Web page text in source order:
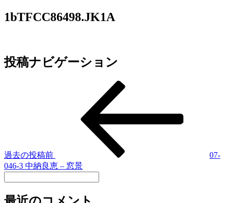
1bTFCC86498.JK1A
投稿ナビゲーション
過去の投稿前
07-
046-3 中納良恵 – 窓景